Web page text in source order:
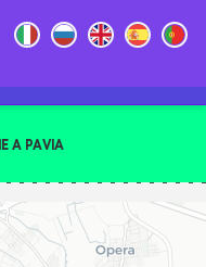
A PAVIA